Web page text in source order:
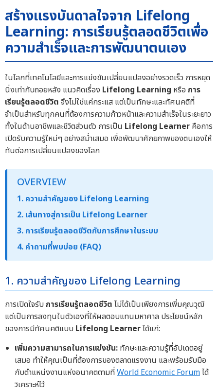
สร้างแรงบันดาลใจจาก Lifelong
Learning: การเรียนรู้ตลอดชีวิตเพื่อ
ความสำเร็จและการพัฒนาตนเอง
ในโลกที่เทคโนโลยีและการแข่งขันเปลี่ยนแปลงอย่างรวดเร็ว การหยุด
นิ่งเท่ากับถอยหลัง แนวคิดเรื่อง Lifelong Learning หรือ การ
เรียนรู้ตลอดชีวิต จึงไม่ใช่แค่กระแส แต่เป็นทักษะและทัศนคติที่
จำเป็นสำหรับทุกคนที่ต้องการความก้าวหน้าและความสำเร็จในระยะยาว
ทั้งในด้านอาชีพและชีวิตส่วนตัว การเป็น Lifelong Learner คือการ
เปิดรับความรู้ใหม่ๆ อย่างสม่ำเสมอ เพื่อพัฒนาศักยภาพของตนเองให้
ทันต่อการเปลี่ยนแปลงของโลก
OVERVIEW
1. ความสำคัญของ Lifelong Learning
2. เส้นทางสู่การเป็น Lifelong Learner
3. การเรียนรู้ตลอดชีวิตกับการศึกษาในระบบ
4. คำถามที่พบบ่อย (FAQ)
1. ความสำคัญของ Lifelong Learning
การเปิดใจรับ การเรียนรู้ตลอดชีวิต ไม่ได้เป็นเพียงการเพิ่มคุณวุฒิ
แต่เป็นการลงทุนในตัวเองที่ให้ผลตอบแทนมหาศาล ประโยชน์หลัก
ของการมีทัศนคติแบบ Lifelong Learnerได้แก่:
เพิ่มความสามารถในการแข่งขัน: ทักษะและความรู้ที่อัปเดตอยู่
เสมอ ทำให้คุณเป็นที่ต้องการของตลาดแรงงาน และพร้อมรับมือ
กับตำแหน่งงานแห่งอนาคตตามที่World Economic Forumได้
วิเคราะห์ไว้